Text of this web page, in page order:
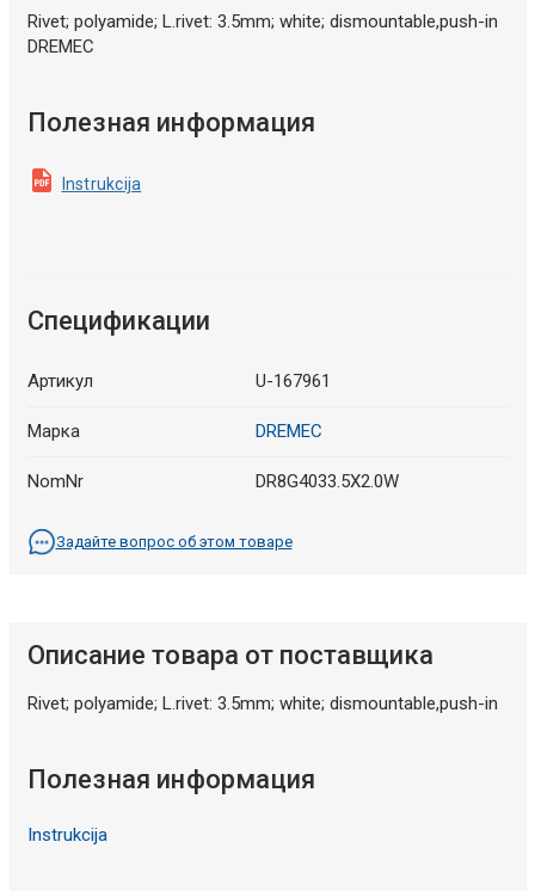
Rivet; polyamide; L.rivet: 3.5mm; white; dismountable,push-in
DREMEC
Полезная информация
Instrukcija
Спецификации
Артикул U-167961
Марка DREMEC
NomNr DR8G4033.5X2.0W
Задайте вопрос об этом товаре
Описание товара от поставщика
Rivet; polyamide; L.rivet: 3.5mm; white; dismountable,push-in
Полезная информация
Instrukcija